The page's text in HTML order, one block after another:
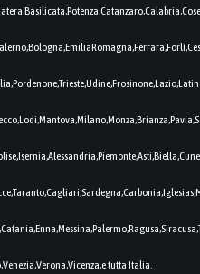
tutta Italia.